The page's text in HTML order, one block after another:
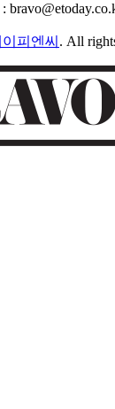
피엔씨 . All